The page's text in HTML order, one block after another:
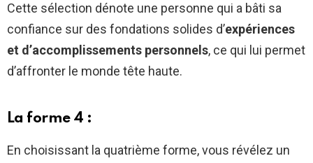
Cette sélection dénote une personne qui a bâti sa
confiance sur des fondations solides d’expériences
et d’accomplissements personnels, ce qui lui permet
d’affronter le monde tête haute.
La forme 4 :
En choisissant la quatrième forme, vous révélez un